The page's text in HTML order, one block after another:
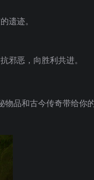
遗迹。
邪恶，向胜利共进。
物品和古今传奇带给你